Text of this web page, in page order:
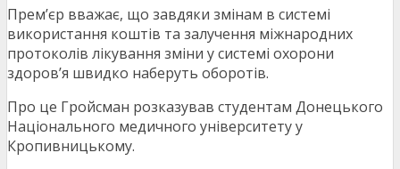
Прем’єр вважає, що завдяки змінам в системі
використання коштів та залучення міжнародних
протоколів лікування зміни у системі охорони
здоров’я швидко наберуть оборотів.
Про це Гройсман розказував студентам Донецького
Національного медичного університету у
Кропивницькому.